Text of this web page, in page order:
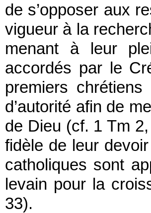
de s’opposer aux
vigueur à la
menant à leur
accordés par le
premiers
d’autorité afin de
de Dieu (cf. 1 Tm
fidèle de leur
catholiques sont
levain pour la
33).